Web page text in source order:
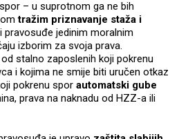
– u suprotnom ga ne bih
tražim priznavanje staža i
pravosuđe jedinim moralnim
izborim za svoja prava.
stalno zaposlenih koji pokrenu
i kojima ne smije biti uručen otkaz
pokrenu spor automatski gube
prava na naknadu od HZZ-a ili